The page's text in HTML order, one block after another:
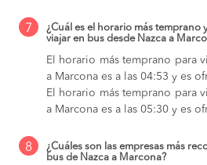
7
¿Cuál es el horario más temprano
viajar en bus desde Nazca a
El horario más temprano para
a Marcona es a las 04:53 y es
El horario más temprano para
a Marcona es a las 05:30 y es
8
¿Cuáles son las empresas más
bus de Nazca a Marcona?